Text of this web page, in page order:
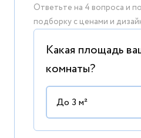
Ответьте на 4 вопроса и
подборку с ценами и
Какая площадь
комнаты?